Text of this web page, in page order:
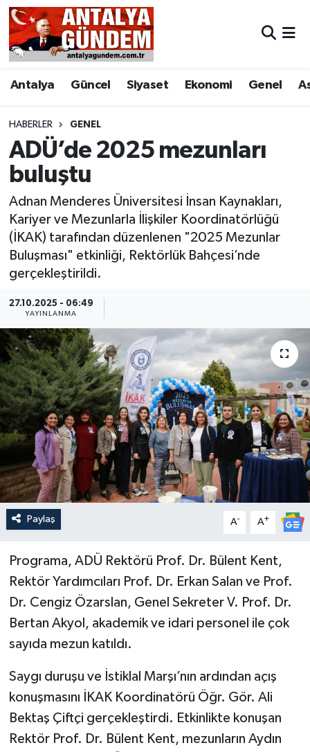
Antalya Güncel Siyaset Ekonomi Genel
HABERLER GENEL
ADÜ’de 2025 mezunları
buluştu
Adnan Menderes Üniversitesi İnsan Kaynakları,
Kariyer ve Mezunlarla İlişkiler Koordinatörlüğü
(İKAK) tarafından düzenlenen "2025 Mezunlar
Buluşması" etkinliği, Rektörlük Bahçesi’nde
gerçekleştirildi.
27.10.2025 - 06:49
YAYINLANMA
Paylaş A- A+
Programa, ADÜ Rektörü Prof. Dr. Bülent Kent,
Rektör Yardımcıları Prof. Dr. Erkan Salan ve Prof.
Dr. Cengiz Özarslan, Genel Sekreter V. Prof. Dr.
Bertan Akyol, akademik ve idari personel ile çok
sayıda mezun katıldı.
Saygı duruşu ve İstiklal Marşı’nın ardından açış
konuşmasını İKAK Koordinatörü Öğr. Gör. Ali
Bektaş Çiftçi gerçekleştirdi. Etkinlikte konuşan
Rektör Prof. Dr. Bülent Kent, mezunların Aydın
Antalya
Asayiş
Bilim & Teknoloji
Bölge
EĞİTİM
Ekonomi
Genel
Görüntülü Haber
Güncel
Kültür & Sanat
Magazin
Resmi İlan
Sağlık & Yaşam
Siyaset
Antalya Nöbetçi Eczaneler
Antalya Hava Durumu
Antalya Namaz Vakitleri
Antalya Trafik Yoğunluk Haritası
Süper Lig Puan Durumu ve Fikstür
Tüm Manşetler
Son Dakika Haberleri
Haber Arşivi